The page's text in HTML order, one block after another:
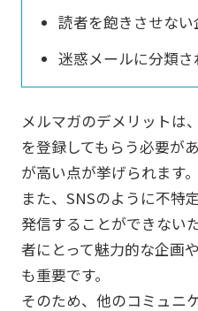
読者を飽きさせな
迷惑メールに分類さ
メルマガのデメリットは
を登録してもらう必要が
が高い点が挙げられます。
また、SNSのように不特
発信することができない
者にとって魅力的な企画
も重要です。
そのため、他のコミュニ